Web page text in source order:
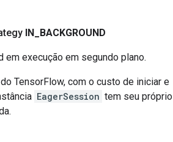
IN BACKGROUND
execução em segundo plano.
TensorFlow, com o custo de iniciar e
EagerSession tem seu próprio